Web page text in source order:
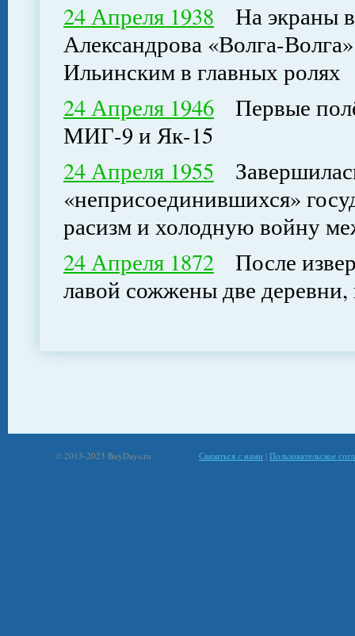
24 Апреля 1938 На экраны
Александрова «Волга-
Ильинским в главных ролях
24 Апреля 1946 Первые
МИГ-9 и Як-15
24 Апреля 1955
«неприсоединившихся»
расизм и холодную войну
24 Апреля 1872 После
лавой сожжены две деревни,
© 2013-2023 BuyDays.ru Связаться с нами | Пользовательское